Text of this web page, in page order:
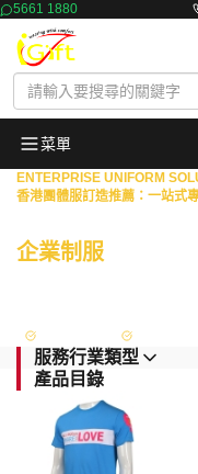
5661 1880
菜單
ENTERPRISE UNIFORM
香港團體服訂造推薦：一站式
企業制服
服務行業類型
產品目錄